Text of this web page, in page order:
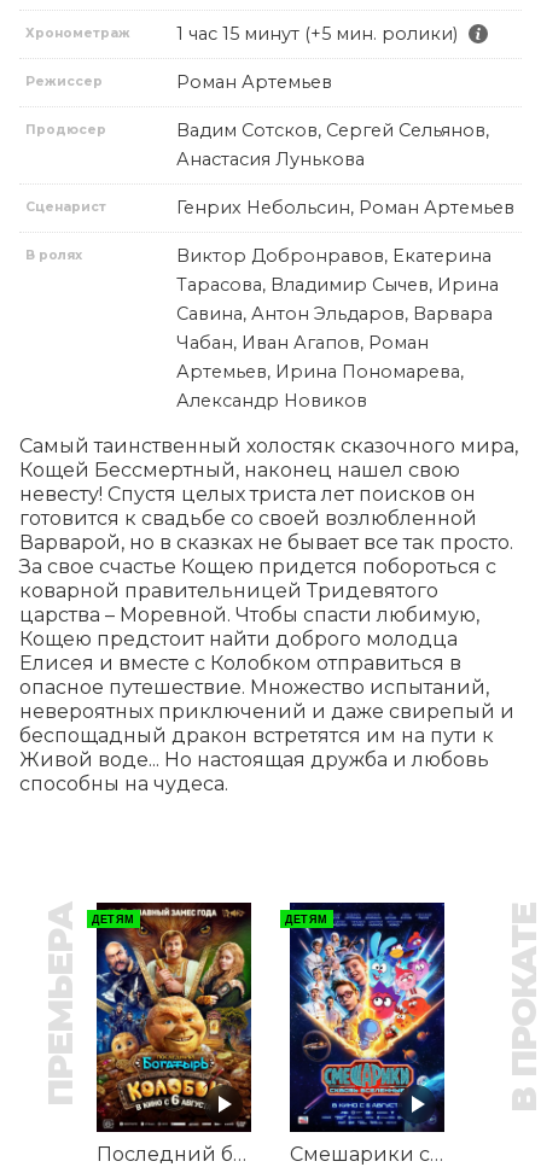
Хронометраж 1 час 15 минут (+5 мин. ролики)
Режиссер Роман Артемьев
Продюсер
Вадим Сотсков, Сергей Сельянов,
Анастасия Лунькова
Сценарист Генрих Небольсин, Роман Артемьев
В ролях
Виктор Добронравов, Екатерина
Тарасова, Владимир Сычев, Ирина
Савина, Антон Эльдаров, Варвара
Чабан, Иван Агапов, Роман
Артемьев, Ирина Пономарева,
Александр Новиков
Самый таинственный холостяк сказочного мира,
Кощей Бессмертный, наконец нашел свою
невесту! Спустя целых триста лет поисков он
готовится к свадьбе со своей возлюбленной
Варварой, но в сказках не бывает все так просто.
За свое счастье Кощею придется побороться с
коварной правительницей Тридевятого
царства – Моревной. Чтобы спасти любимую,
Кощею предстоит найти доброго молодца
Елисея и вместе с Колобком отправиться в
опасное путешествие. Множество испытаний,
невероятных приключений и даже свирепый и
беспощадный дракон встретятся им на пути к
Живой воде... Но настоящая дружба и любовь
способны на чудеса.
ПРЕМЬЕРА ДЕТЯМ
Последний богатырь. Колобок
ДЕТЯМ
Смешарики сквозь вселенные
В